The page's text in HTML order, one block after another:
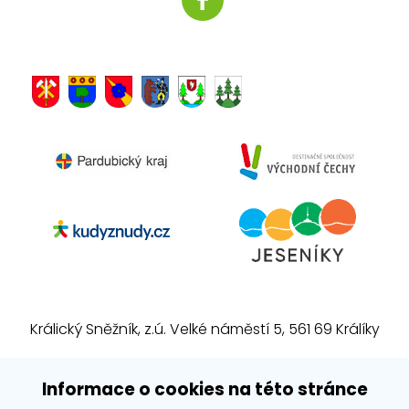
Informace o cookies na této stránce
Československého opevnění 1935-1938.
stálého opevnění na území České republiky.
Králický Sněžník, z.ú. Velké náměstí 5, 561 69 Králíky
E-mail:info@kralickysneznik.net